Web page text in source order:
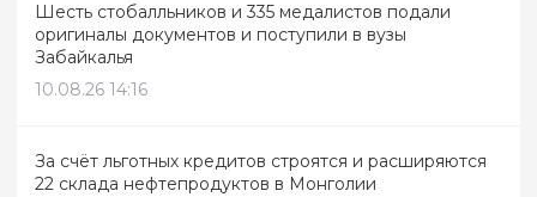
Шесть стобалльников и 335 медалистов подали
оригиналы документов и поступили в вузы
Забайкалья
10.08.26 14:16
За счёт льготных кредитов строятся и расширяются
22 склада нефтепродуктов в Монголии